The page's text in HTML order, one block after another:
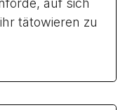
auf sich
tätowieren zu